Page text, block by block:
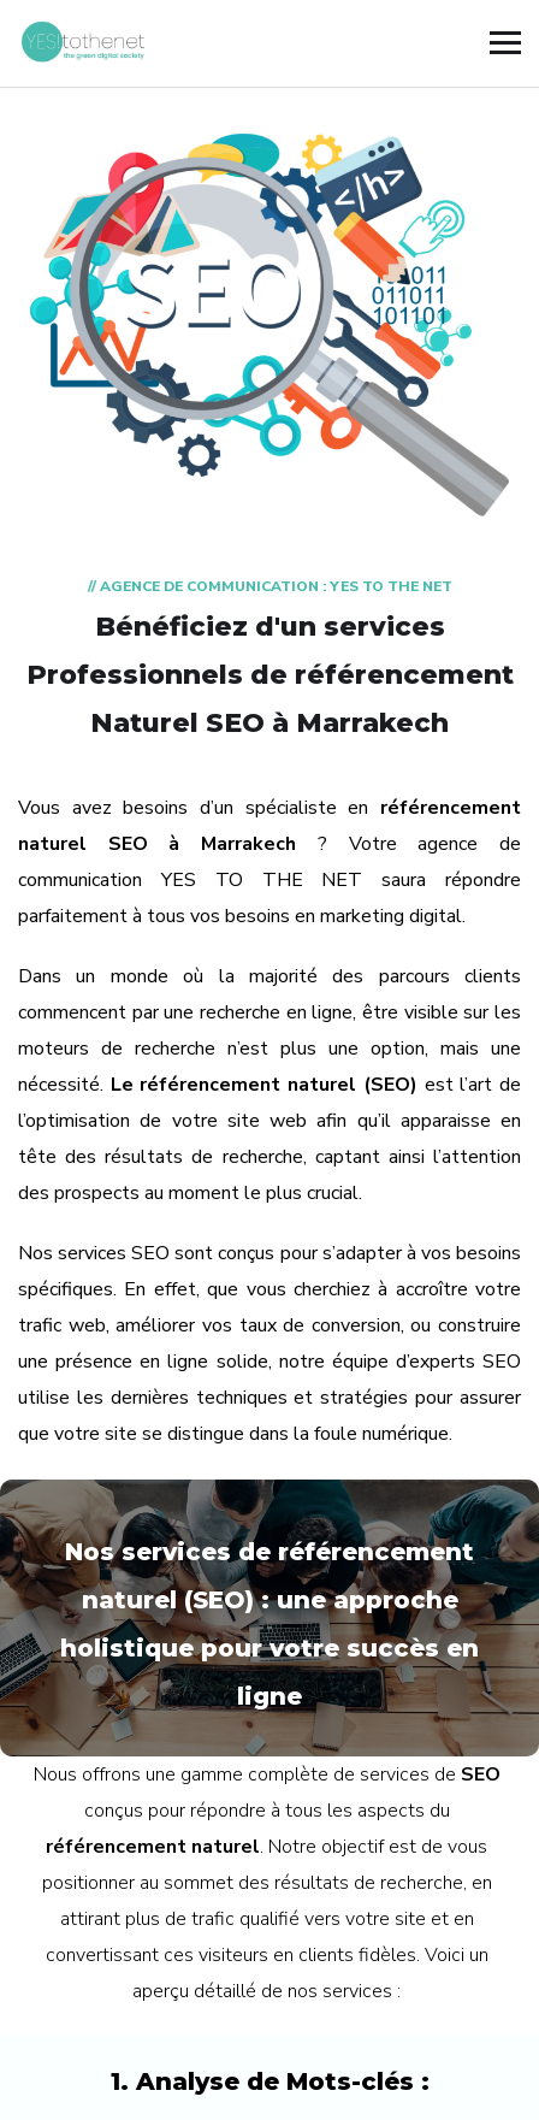
// AGENCE DE COMMUNICATION : YES TO THE NET
Bénéficiez d'un services
Professionnels de référencement
Naturel SEO à Marrakech
Vous avez besoins d’un spécialiste en référencement
naturel SEO à Marrakech ? Votreagence de
communication YES TO THE NET saura répondre
parfaitement à tous vos besoins en marketing digital.
Dans un monde où la majorité des parcours clients
commencent par une recherche en ligne, être visible sur les
moteurs de recherche n’est plus une option, mais une
nécessité. Le référencement naturel (SEO) est l’art de
l’optimisation de votre site web afin qu’il apparaisse en
tête des résultats de recherche, captant ainsi l’attention
des prospects au moment le plus crucial.
Nos services SEO sont conçus pour s’adapter à vos besoins
spécifiques. En effet, que vous cherchiez à accroître votre
trafic web, améliorer vos taux de conversion, ou construire
une présence en ligne solide, notre équipe d’experts SEO
utilise les dernières techniques et stratégies pour assurer
que votre site se distingue dans la foule numérique.
Nos services de référencement
naturel (SEO) : une approche
holistique pour votre succès en
ligne
Nous offrons une gamme complète de services de SEO
conçus pour répondre à tous les aspects du
référencement naturel. Notre objectif est de vous
positionner au sommet des résultats de recherche, en
attirant plus de trafic qualifié vers votre site et en
convertissant ces visiteurs en clients fidèles. Voici un
aperçu détaillé de nos services :
1. Analyse de Mots-clés :